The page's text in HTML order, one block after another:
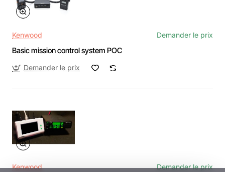
Kenwood Demander le prix
Basic mission control system POC
Demander le prix
Kenwood Demander le prix